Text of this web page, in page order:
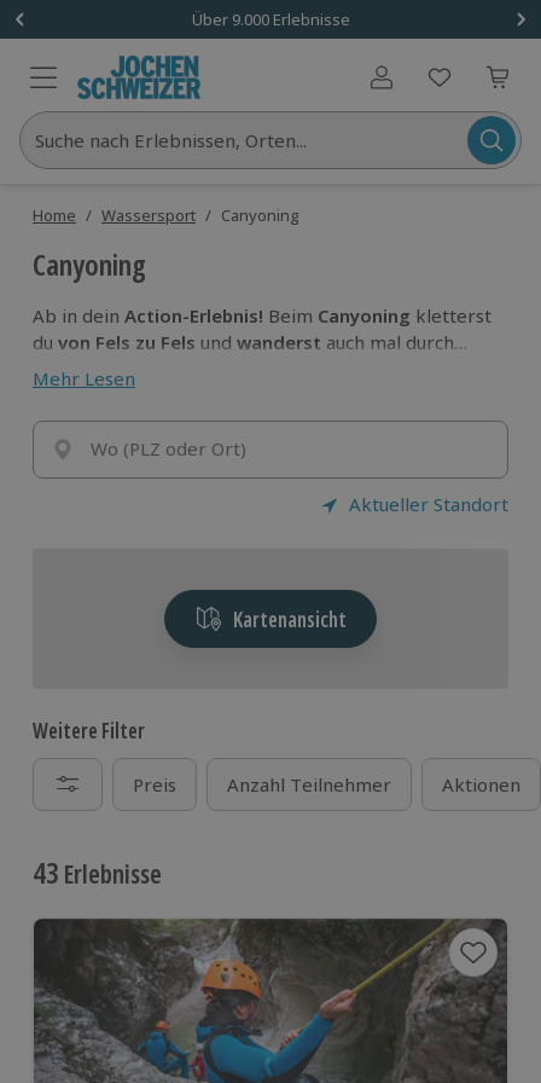
Über 9.000 Erlebnisse
Benutzerkonto
Suche nach Erlebnissen, Orten...
Home / Wassersport / Canyoning
Canyoning
Ab in dein Action-Erlebnis! Beim Canyoning kletterst
du von Fels zu Fels und wanderst auch mal durch
einen reißenden Gebirgsfluss. Hier bleibt definitiv
kein Auge trocken! Purer
Einsteiger oder Fortgeschrittene.Finde jetzt das
perfekte Canyoning-Erlebnis für dich
Mehr Lesen
Wo (PLZ oder Ort)
Aktueller Standort
Kartenansicht
Weitere Filter
Preis Anzahl Teilnehmer Aktionen
43 Erlebnisse